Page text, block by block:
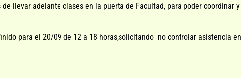
llevar adelante clases en la puerta de Facultad, para poder coordinar y
para el 20/09 de 12 a 18 horas,solicitando no controlar asistencia en